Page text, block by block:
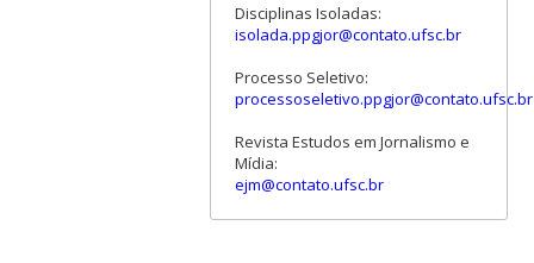
Disciplinas Isoladas:
isolada.ppgjor@contato.ufsc.br
Processo Seletivo:
processoseletivo.ppgjor@contato.ufsc.br
Revista Estudos em Jornalismo e
Mídia:
ejm@contato.ufsc.br